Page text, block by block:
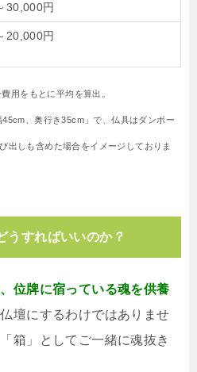
30,000円
20,000円
用をもとに平均を算出。
、奥行き35cm」で、仏具はダンボー
出しも含めた場合をイメージしておりま
うすればいいのか？
位牌に宿っている魂を供養
壇にするわけではありませ
箱」としてご一緒に魂抜き